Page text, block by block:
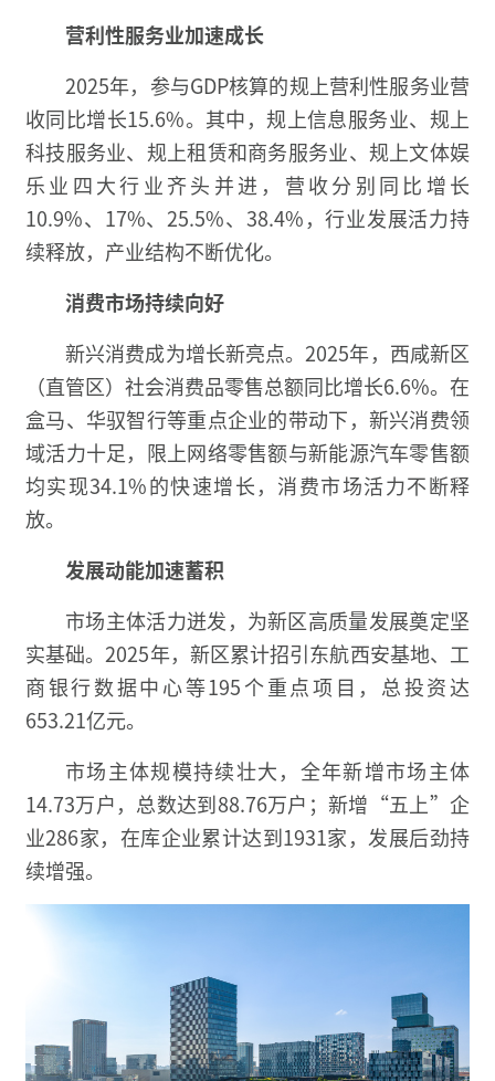
营利性服务业加速成长
2025年，参与GDP核算的规上营利性服务业营
收同比增长15.6%。其中，规上信息服务业、规上
科技服务业、规上租赁和商务服务业、规上文体娱
乐业四大行业齐头并进，营收分别同比增长
10.9%、17%、25.5%、38.4%，行业发展活力持
续释放，产业结构不断优化。
消费市场持续向好
新兴消费成为增长新亮点。2025年，西咸新区
（直管区）社会消费品零售总额同比增长6.6%。在
盒马、华驭智行等重点企业的带动下，新兴消费领
域活力十足，限上网络零售额与新能源汽车零售额
均实现34.1%的快速增长，消费市场活力不断释
放。
发展动能加速蓄积
市场主体活力迸发，为新区高质量发展奠定坚
实基础。2025年，新区累计招引东航西安基地、工
商银行数据中心等195个重点项目，总投资达
653.21亿元。
市场主体规模持续壮大，全年新增市场主体
14.73万户，总数达到88.76万户；新增“五上”企
业286家，在库企业累计达到1931家，发展后劲持
续增强。